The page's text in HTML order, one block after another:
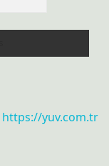
https://yuv.com.tr